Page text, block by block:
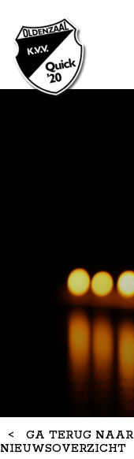
< GA TERUG NAAR
NIEUWSOVERZICHT